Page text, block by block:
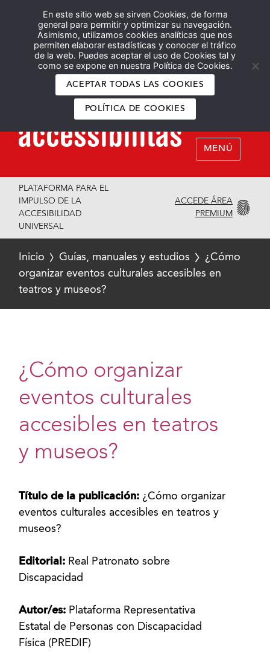
En este sitio web se sirven Cookies, de forma
general para permitir y optimizar su navegación.
Asimismo, utilizamos cookies analíticas que nos
permiten elaborar estadísticas y conocer el tráfico
de la web. Puedes aceptar el uso de Cookies tal y
como se expone en nuestra Política de Cookies.
ACEPTAR TODAS LAS COOKIES
POLÍTICA DE COOKIES
Español English
MENÚ
PLATAFORMA PARA EL
IMPULSO DE LA
ACCESIBILIDAD
UNIVERSAL
ACCEDE ÁREA
PREMIUM
Inicio Guías, manuales y estudios
¿Cómo
organizar eventos culturales accesibles en
teatros y museos?
¿Cómo organizar
eventos culturales
accesibles en teatros
y museos?
Título de la publicación: ¿Cómo organizar
eventos culturales accesibles en teatros y
museos?
Editorial: Real Patronato sobre
Discapacidad
Autor/es: Plataforma Representativa
Estatal de Personas con Discapacidad
Física (PREDIF)